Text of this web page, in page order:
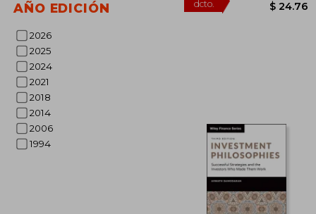
AÑO EDICIÓN
2026
2025
2024
2021
2018
2014
2006
1994